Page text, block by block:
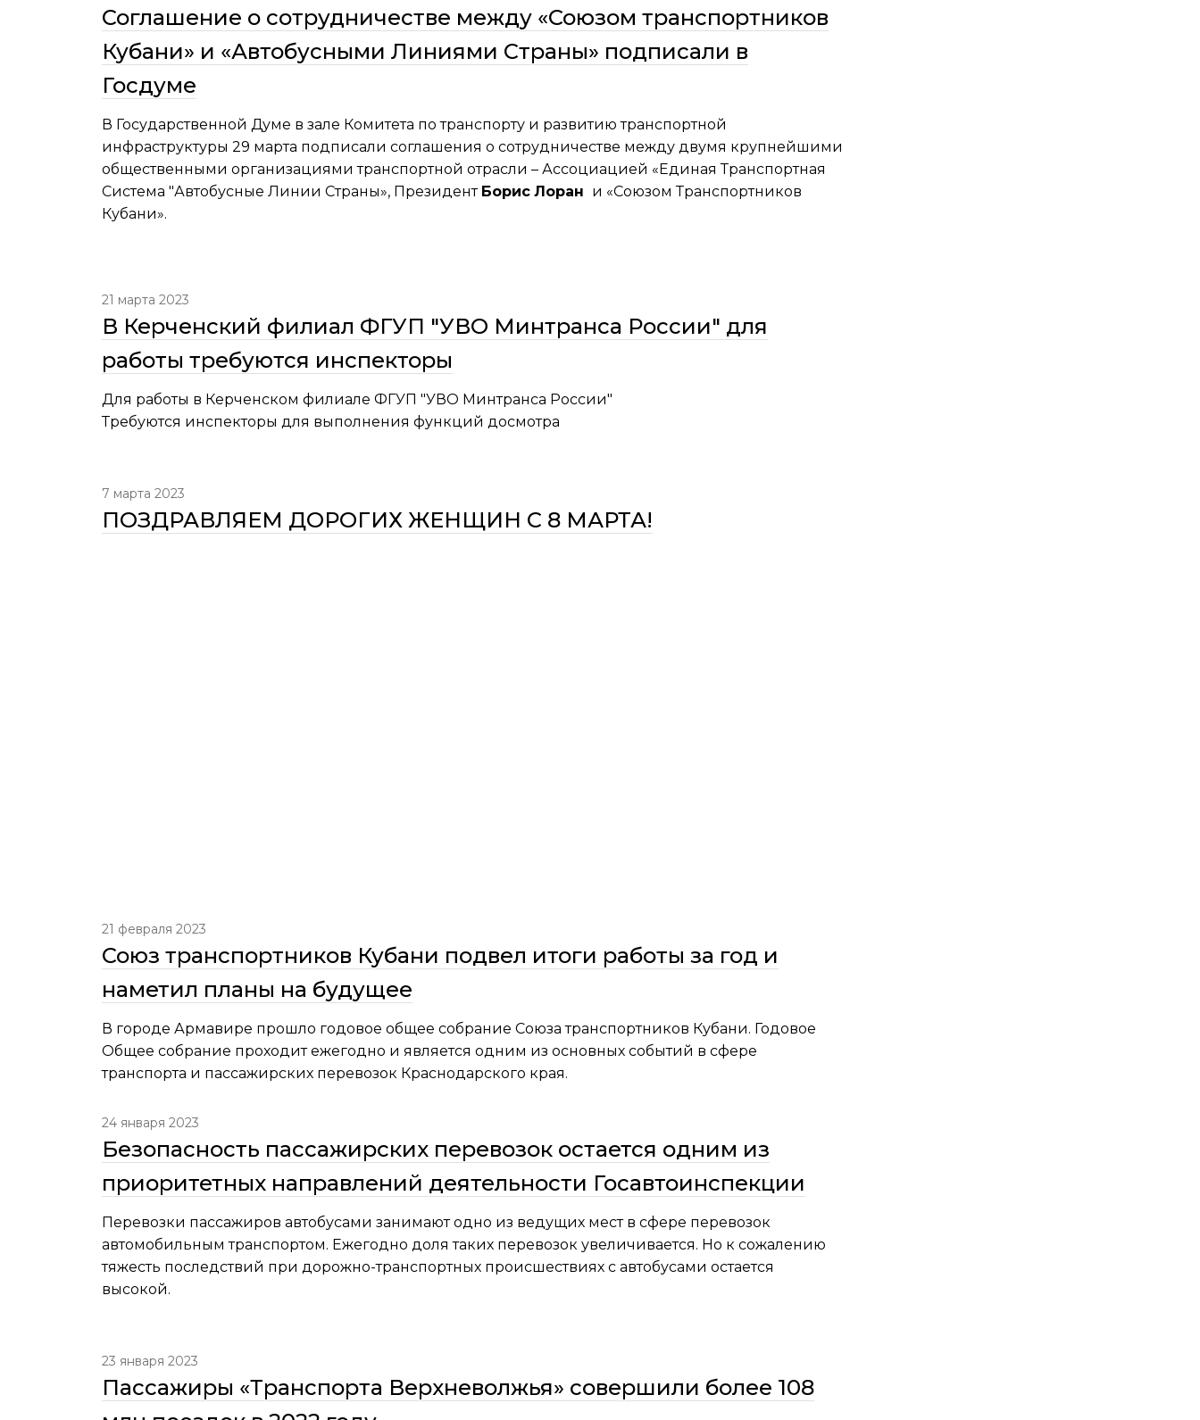
Соглашение о сотрудничестве между «Союзом транспортников
Кубани» и «Автобусными Линиями Страны» подписали в
Госдуме
В Государственной Думе в зале Комитета по транспорту и развитию транспортной
инфраструктуры 29 марта подписали соглашения о сотрудничестве между двумя крупнейшими
общественными организациями транспортной отрасли – Ассоциацией «Единая Транспортная
Система "Автобусные Линии Страны», Президент Борис Лоран и «Союзом Транспортников
Кубани».
21 марта 2023
В Керченский филиал ФГУП "УВО Минтранса России" для
работы требуются инспекторы
Для работы в Керченском филиале ФГУП "УВО Минтранса России"
Требуются инспекторы для выполнения функций досмотра
7 марта 2023
ПОЗДРАВЛЯЕМ ДОРОГИХ ЖЕНЩИН С 8 МАРТА!
21 февраля 2023
Союз транспортников Кубани подвел итоги работы за год и
наметил планы на будущее
В городе Армавире прошло годовое общее собрание Союза транспортников Кубани. Годовое
Общее собрание проходит ежегодно и является одним из основных событий в сфере
транспорта и пассажирских перевозок Краснодарского края.
24 января 2023
Безопасность пассажирских перевозок остается одним из
приоритетных направлений деятельности Госавтоинспекции
Перевозки пассажиров автобусами занимают одно из ведущих мест в сфере перевозок
автомобильным транспортом. Ежегодно доля таких перевозок увеличивается. Но к сожалению
тяжесть последствий при дорожно-транспортных происшествиях с автобусами остается
высокой.
23 января 2023
Пассажиры «Транспорта Верхневолжья» совершили более 108